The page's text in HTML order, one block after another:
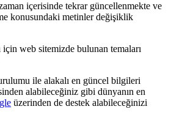
içerisinde tekrar güncellenmekte ve
konusundaki metinler değişiklik
web sitemizde bulunan temaları
ile alakalı en güncel bilgileri
alabileceğiniz gibi dünyanın en
üzerinden de destek alabileceğinizi